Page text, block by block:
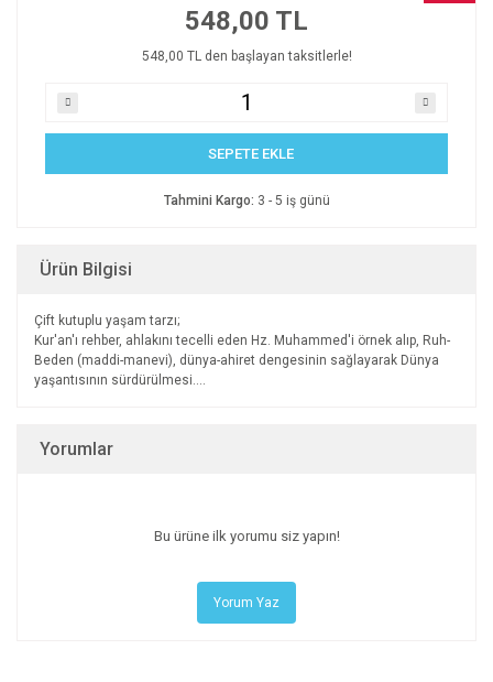
548,00 TL
548,00 TL den başlayan taksitlerle!
SEPETE EKLE
Tahmini Kargo: 3 - 5 iş günü
Ürün Bilgisi
Çift kutuplu yaşam tarzı;
Kur'an'ı rehber, ahlakını tecelli eden Hz. Muhammed'i örnek alıp, Ruh-
Beden (maddi-manevi), dünya-ahiret dengesinin sağlayarak Dünya
yaşantısının sürdürülmesi....
Yorumlar
Bu ürüne ilk yorumu siz yapın!
Yorum Yaz